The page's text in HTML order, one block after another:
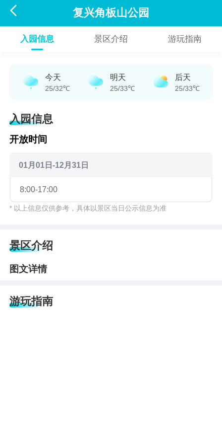
 复兴角板山公园
入园信息 景区介绍 游玩指南
今天
25/32℃
明天
25/33℃
后天
25/33℃
入园信息
开放时间
01月01日-12月31日
8:00-17:00
* 以上信息仅供参考，具体以景区当日公示信息为准
景区介绍
图文详情
游玩指南